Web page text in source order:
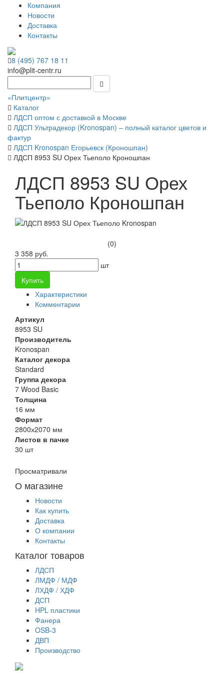
Компания
Новости
Доставка
Контакты
8 (495) 767 18 11
info@plit-centr.ru
«Плитцентр»
Каталог
ЛДСП оптом с доставкой в Москве
ЛДСП Ультрадекор (Kronospan) – полный каталог цветов и
фактур
ЛДСП Kronospan Егорьевск (Кроношпан)
ЛДСП 8953 SU Орех Тьеполо Кроношпан
ЛДСП 8953 SU Орех
Тьеполо Кроношпан
(0)
3 358 руб.
шт
Купить
Характеристики
Комментарии
Артикул
8953 SU
Производитель
Kronospan
Каталог декора
Standard
Группа декора
7 Wood Basic
Толщина
16 мм
Формат
2800х2070 мм
Листов в пачке
30 шт
Просматривали
О магазине
Новости
Как купить
Доставка
О компании
Контакты
Каталог товаров
ЛДСП
ЛМДФ / МДФ
ЛХДФ / ХДФ
ДСП
HPL пластики
Фанера
OSB-3
ДВП
Производство